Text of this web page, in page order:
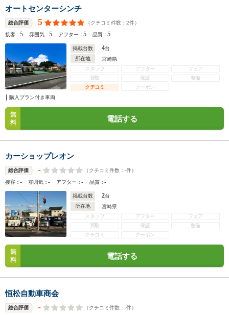
オートセンターシンチ
総合評価 5 （クチコミ件数： 2件）
接客：5 雰囲気：5 アフター：5 品質：5
掲載台数 4台
所在地
宮崎県
スタッフ
アフター
フェア
買取
保証
整備
クチコミ
クーポン
購入プラン付き車両
無
料
電話する
カーショップレオン
総合評価 - （クチコミ件数： -件）
接客：- 雰囲気：- アフター：- 品質：-
掲載台数 2台
所在地
宮崎県
スタッフ
アフター
フェア
買取
保証
整備
クチコミ
クーポン
無
料
電話する
恒松自動車商会
総合評価 - （クチコミ件数： -件）